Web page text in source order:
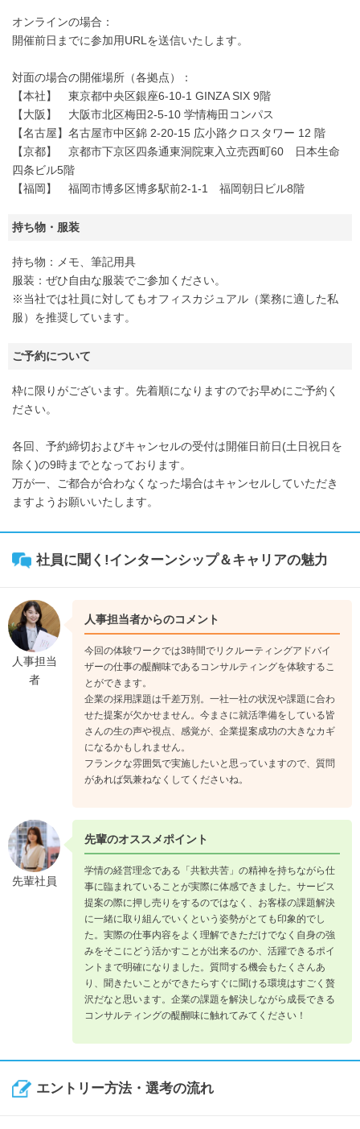
オンラインの場合：
開催前日までに参加用URLを送信いたします。
対面の場合の開催場所（各拠点）：
【本社】 東京都中央区銀座6-10-1 GINZA SIX 9階
【大阪】 大阪市北区梅田2-5-10 学情梅田コンパス
【名古屋】名古屋市中区錦 2-20-15 広小路クロスタワー 12 階
【京都】 京都市下京区四条通東洞院東入立売西町60 日本生命
四条ビル5階
【福岡】 福岡市博多区博多駅前2-1-1 福岡朝日ビル8階
持ち物・服装
持ち物：メモ、筆記用具
服装：ぜひ自由な服装でご参加ください。
※当社では社員に対してもオフィスカジュアル（業務に適した私
服）を推奨しています。
ご予約について
枠に限りがございます。先着順になりますのでお早めにご予約く
ださい。
各回、予約締切およびキャンセルの受付は開催日前日(土日祝日を
除く)の9時までとなっております。
万が一、ご都合が合わなくなった場合はキャンセルしていただき
ますようお願いいたします。
社員に聞く!インターンシップ＆キャリアの魅力
人事担当
者
人事担当者からのコメント
今回の体験ワークでは3時間でリクルーティングアドバイ
ザーの仕事の醍醐味であるコンサルティングを体験するこ
とができます。
企業の採用課題は千差万別。一社一社の状況や課題に合わ
せた提案が欠かせません。今まさに就活準備をしている皆
さんの生の声や視点、感覚が、企業提案成功の大きなカギ
になるかもしれません。
フランクな雰囲気で実施したいと思っていますので、質問
があれば気兼ねなくしてくださいね。
先輩社員
先輩のオススメポイント
学情の経営理念である「共歓共苦」の精神を持ちながら仕
事に臨まれていることが実際に体感できました。サービス
提案の際に押し売りをするのではなく、お客様の課題解決
に一緒に取り組んでいくという姿勢がとても印象的でし
た。実際の仕事内容をよく理解できただけでなく自身の強
みをそこにどう活かすことが出来るのか、活躍できるポイ
ントまで明確になりました。質問する機会もたくさんあ
り、聞きたいことができたらすぐに聞ける環境はすごく贅
沢だなと思います。企業の課題を解決しながら成長できる
コンサルティングの醍醐味に触れてみてください！
エントリー方法・選考の流れ